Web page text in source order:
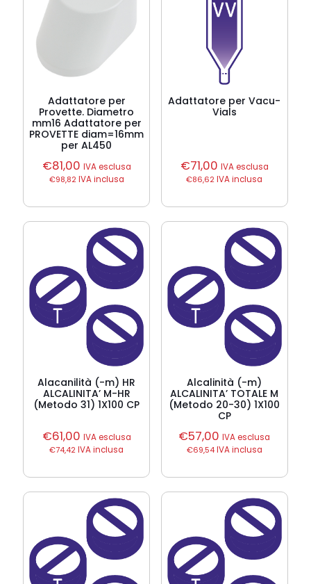
Adattatore per
Provette. Diametro
mm16 Adattatore per
PROVETTE diam=16mm
per AL450
€81,00 IVA esclusa
€98,82IVA inclusa
Adattatore per Vacu-
Vials
€71,00 IVA esclusa
€86,62IVA inclusa
Alacanilità (-m) HR
ALCALINITA’ M-HR
(Metodo 31) 1X100 CP
€61,00 IVA esclusa
€74,42IVA inclusa
Alcalinità (-m)
ALCALINITA’ TOTALE M
(Metodo 20-30) 1X100
CP
€57,00 IVA esclusa
€69,54IVA inclusa